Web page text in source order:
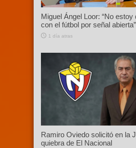
Miguel Ángel Loor: “No estoy
con el fútbol por señal abierta”
1 día atras
Ramiro Oviedo solicitó en la
quiebra de El Nacional